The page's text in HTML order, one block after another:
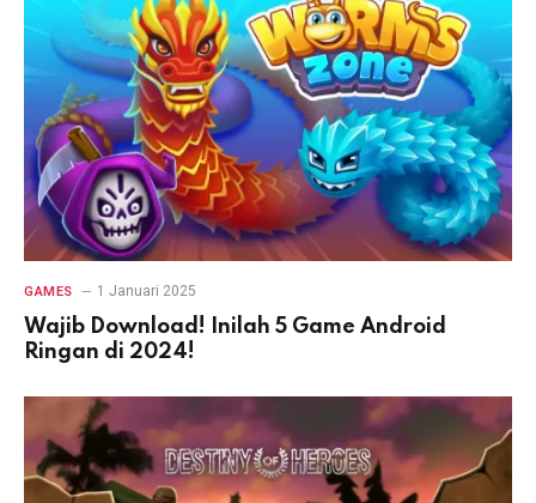
GAMES 1 Januari 2025
Wajib Download! Inilah 5 Game Android
Ringan di 2024!